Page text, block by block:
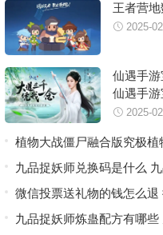
王者营
2025-
仙遇手
仙遇手
2025-
植物大战僵尸融合版究极植
物大战僵尸融合版究极植物
九品捉妖师兑换码是什么
码2025最新
微信投票送礼物的钱怎么退
物退款操作指引
九品捉妖师炼蛊配方有哪些